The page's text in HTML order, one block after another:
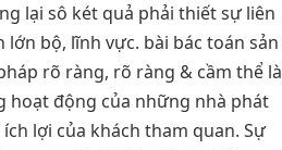
lại sô két quả phải thiết sự liên
lớn bộ, lĩnh vực. bài bác toán sản
rõ ràng, rõ ràng & cầm thể là
hoạt động của những nhà phát
lợi của khách tham quan. Sự